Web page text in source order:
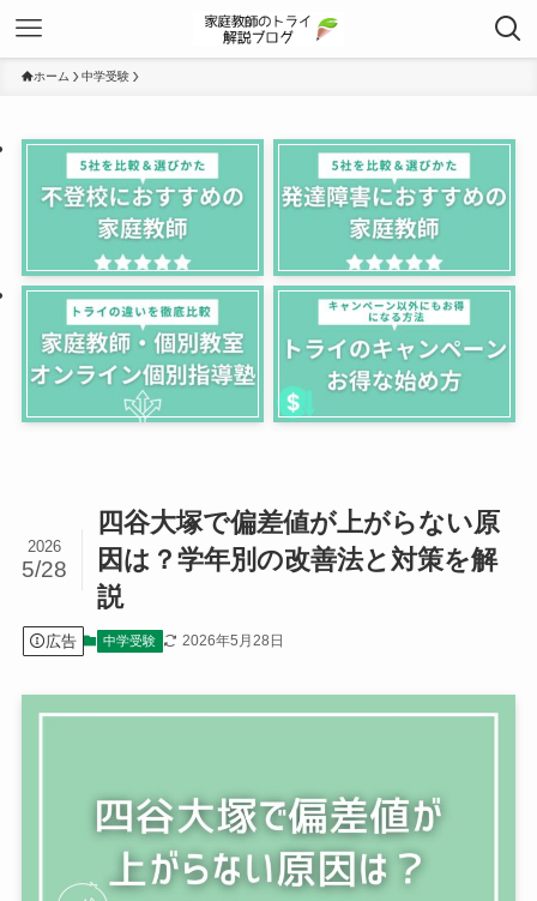
ホーム 中学受験
四谷大塚で偏差値が上がらない原
因は？学年別の改善法と対策を解
説
2026
5/28
広告 中学受験 2026年5月28日